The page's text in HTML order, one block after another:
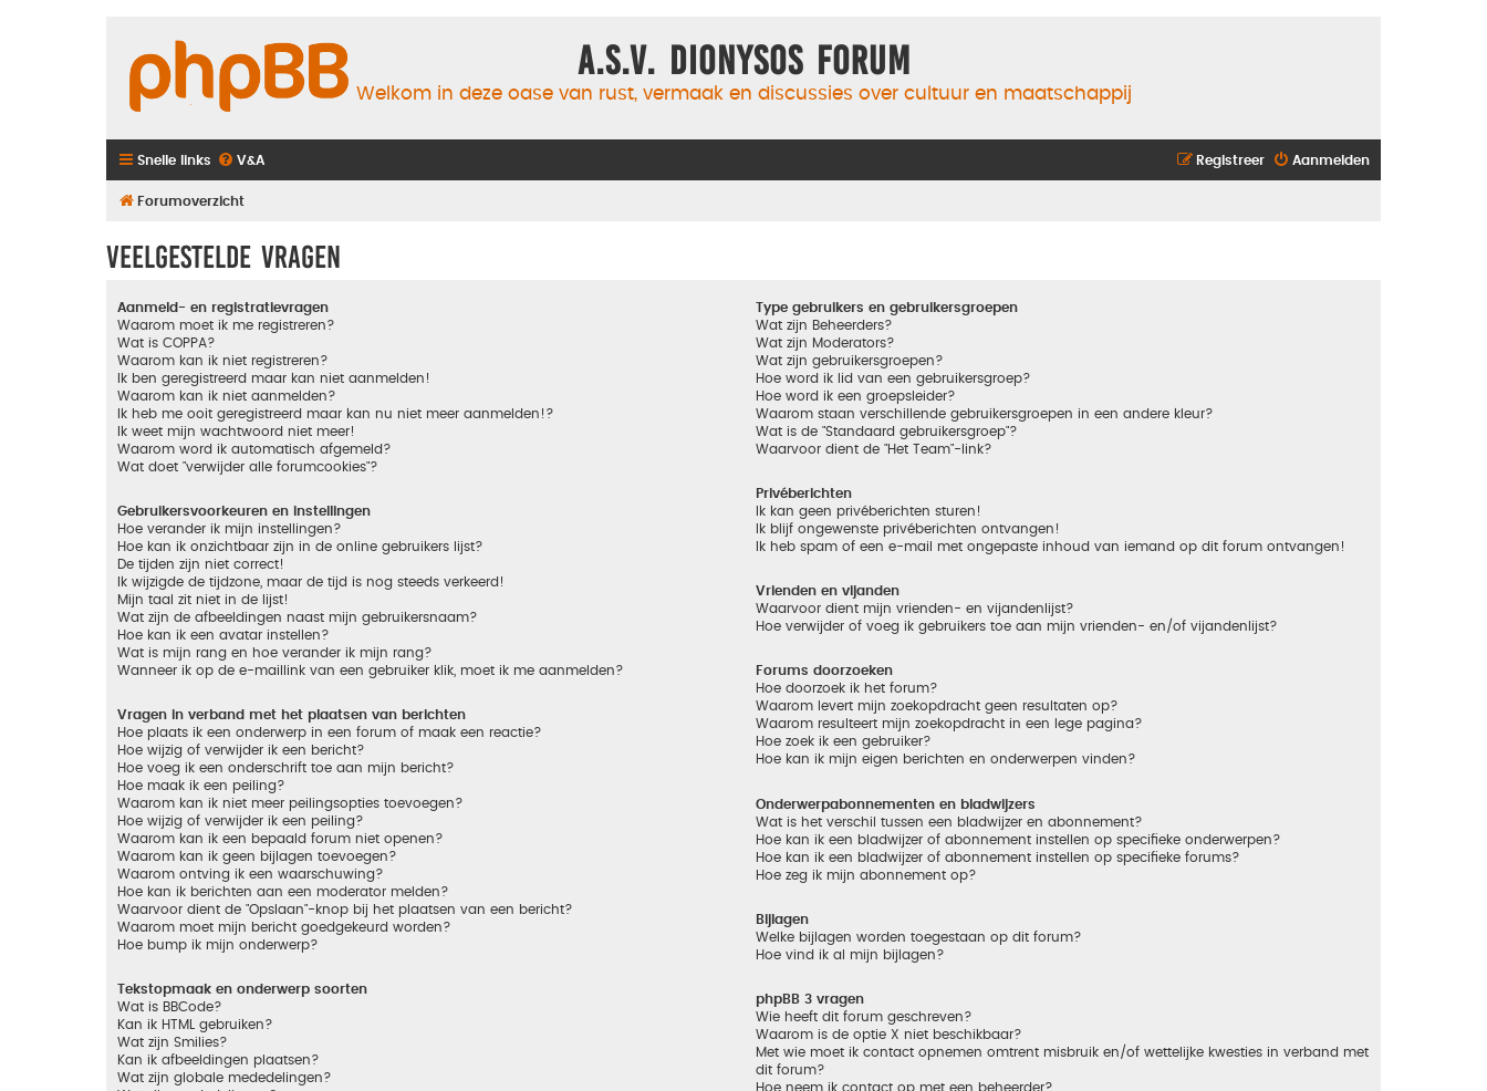
A.S.V. Dionysos Forum
Welkom in deze oase van rust, vermaak en discussies over cultuur en maatschappij
Snelle links V&A Aanmelden
Registreer
Forumoverzicht
Veelgestelde vragen
Aanmeld- en registratievragen
Waarom moet ik me registreren?
Wat is COPPA?
Waarom kan ik niet registreren?
Ik ben geregistreerd maar kan niet aanmelden!
Waarom kan ik niet aanmelden?
Ik heb me ooit geregistreerd maar kan nu niet meer aanmelden!?
Ik weet mijn wachtwoord niet meer!
Waarom word ik automatisch afgemeld?
Wat doet "verwijder alle forumcookies"?
Gebruikersvoorkeuren en instellingen
Hoe verander ik mijn instellingen?
Hoe kan ik onzichtbaar zijn in de online gebruikers lijst?
De tijden zijn niet correct!
Ik wijzigde de tijdzone, maar de tijd is nog steeds verkeerd!
Mijn taal zit niet in de lijst!
Wat zijn de afbeeldingen naast mijn gebruikersnaam?
Hoe kan ik een avatar instellen?
Wat is mijn rang en hoe verander ik mijn rang?
Wanneer ik op de e-maillink van een gebruiker klik, moet ik me aanmelden?
Vragen in verband met het plaatsen van berichten
Hoe plaats ik een onderwerp in een forum of maak een reactie?
Hoe wijzig of verwijder ik een bericht?
Hoe voeg ik een onderschrift toe aan mijn bericht?
Hoe maak ik een peiling?
Waarom kan ik niet meer peilingsopties toevoegen?
Hoe wijzig of verwijder ik een peiling?
Waarom kan ik een bepaald forum niet openen?
Waarom kan ik geen bijlagen toevoegen?
Waarom ontving ik een waarschuwing?
Hoe kan ik berichten aan een moderator melden?
Waarvoor dient de "Opslaan"-knop bij het plaatsen van een bericht?
Waarom moet mijn bericht goedgekeurd worden?
Hoe bump ik mijn onderwerp?
Tekstopmaak en onderwerp soorten
Wat is BBCode?
Kan ik HTML gebruiken?
Wat zijn Smilies?
Kan ik afbeeldingen plaatsen?
Wat zijn globale mededelingen?
Type gebruikers en gebruikersgroepen
Wat zijn Beheerders?
Wat zijn Moderators?
Wat zijn gebruikersgroepen?
Hoe word ik lid van een gebruikersgroep?
Hoe word ik een groepsleider?
Waarom staan verschillende gebruikersgroepen in een andere kleur?
Wat is de "Standaard gebruikersgroep"?
Waarvoor dient de "Het Team"-link?
Privéberichten
Ik kan geen privéberichten sturen!
Ik blijf ongewenste privéberichten ontvangen!
Ik heb spam of een e-mail met ongepaste inhoud van iemand op dit forum ontvangen!
Vrienden en vijanden
Waarvoor dient mijn vrienden- en vijandenlijst?
Hoe verwijder of voeg ik gebruikers toe aan mijn vrienden- en/of vijandenlijst?
Forums doorzoeken
Hoe doorzoek ik het forum?
Waarom levert mijn zoekopdracht geen resultaten op?
Waarom resulteert mijn zoekopdracht in een lege pagina?
Hoe zoek ik een gebruiker?
Hoe kan ik mijn eigen berichten en onderwerpen vinden?
Onderwerpabonnementen en bladwijzers
Wat is het verschil tussen een bladwijzer en abonnement?
Hoe kan ik een bladwijzer of abonnement instellen op specifieke onderwerpen?
Hoe kan ik een bladwijzer of abonnement instellen op specifieke forums?
Hoe zeg ik mijn abonnement op?
Bijlagen
Welke bijlagen worden toegestaan op dit forum?
Hoe vind ik al mijn bijlagen?
phpBB 3 vragen
Wie heeft dit forum geschreven?
Waarom is de optie X niet beschikbaar?
Met wie moet ik contact opnemen omtrent misbruik en/of wettelijke kwesties in verband met
dit forum?
Hoe neem ik contact op met een beheerder?